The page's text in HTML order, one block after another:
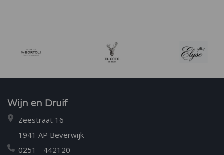
Wijn en Druif
Zeestraat 16
1941 AP Beverwijk
0251 - 442120